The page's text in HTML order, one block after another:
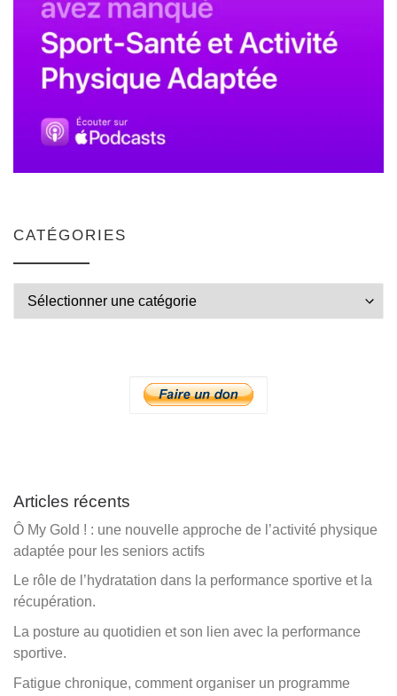
CATÉGORIES
Catégories
Articles récents
Ô My Gold ! : une nouvelle approche de l’activité physique
adaptée pour les seniors actifs
Le rôle de l’hydratation dans la performance sportive et la
récupération.
La posture au quotidien et son lien avec la performance
sportive.
Fatigue chronique, comment organiser un programme